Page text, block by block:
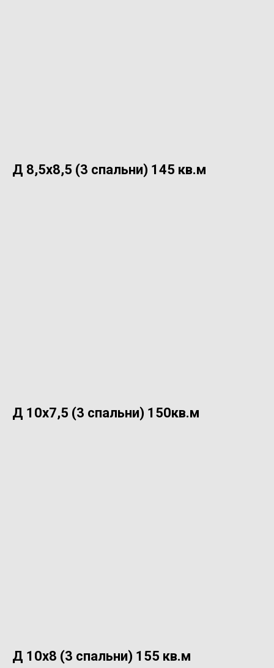
Д 8,5х8,5 (3 спальни) 145 кв.м
Д 10х7,5 (3 спальни) 150кв.м
Д 10х8 (3 спальни) 155 кв.м